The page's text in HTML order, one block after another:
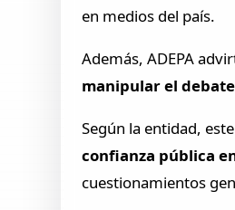
en medios del país.
Además, ADEPA
manipular el
Según la entidad,
confianza pública
cuestionamientos